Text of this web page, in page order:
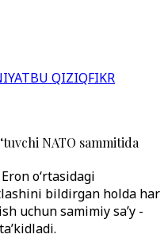
BU QIZIQFIKR
NATO sammitida
o‘rtasidagi
bildirgan holda har
uchun samimiy sa’y -